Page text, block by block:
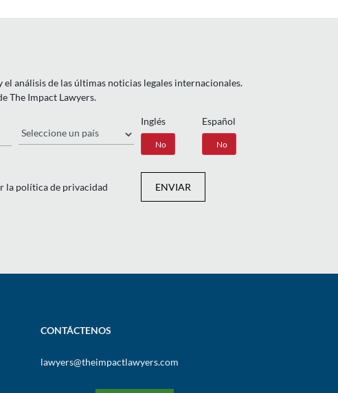
análisis de las últimas noticias legales internacionales.
The Impact Lawyers.
Inglés
Sí No
Español
No
la política de privacidad ENVIAR
CONTÁCTENOS
lawyers@theimpactlawyers.com